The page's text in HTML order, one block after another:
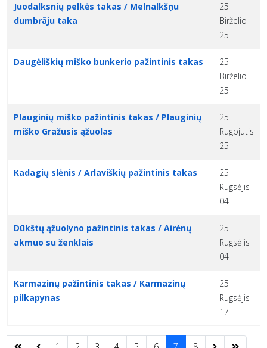
Juodalksnių pelkės takas / Melnalkšņu
dumbrāju taka
25
Birželio
25
Daugėliškių miško bunkerio pažintinis takas
25
Birželio
25
Plauginių miško pažintinis takas / Plauginių
miško Gražusis ąžuolas
25
Rugpjūtis
25
Kadagių slėnis / Arlaviškių pažintinis takas
25
Rugsėjis
04
Dūkštų ąžuolyno pažintinis takas / Airėnų
akmuo su ženklais
25
Rugsėjis
04
Karmazinų pažintinis takas / Karmazinų
pilkapynas
25
Rugsėjis
17